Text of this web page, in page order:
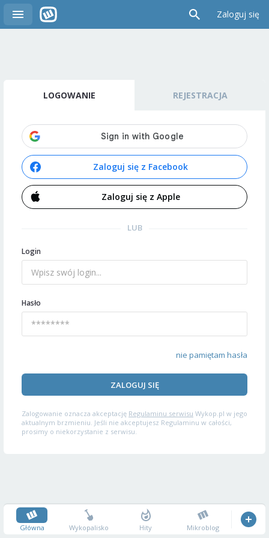
Zaloguj się
LOGOWANIE REJESTRACJA
Zaloguj się z Facebook
Zaloguj się z Apple
LUB
Login
Hasło
nie pamiętam hasła
ZALOGUJ SIĘ
Zalogowanie oznacza akceptację Regulaminu serwisu Wykop.pl w jego
aktualnym brzmieniu. Jeśli nie akceptujesz Regulaminu w całości,
prosimy o niekorzystanie z serwisu.
Główna Wykopalisko Hity Mikroblog